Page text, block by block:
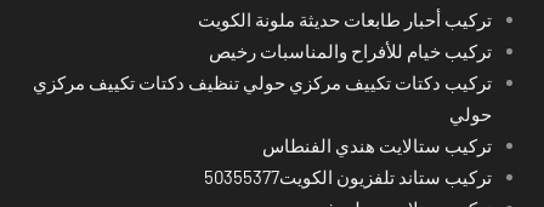
تركيب أحبار طابعات حديثة ملونة الكويت
تركيب خيام للأفراح والمناسبات رخيص
تركيب دكتات تكييف مركزي حولي تنظيف دكتات تكييف مركزي
حولي
تركيب ستالايت هندي الفنطاس
تركيب ستاند تلفزيون الكويت50355377